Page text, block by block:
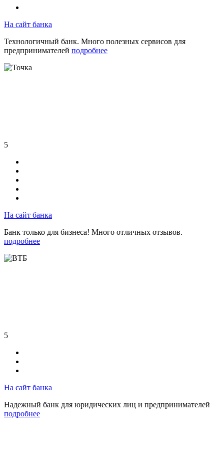
На сайт банка
Технологичный банк. Много полезных сервисов для
предпринимателей подробнее
5
На сайт банка
Банк только для бизнеса! Много отличных отзывов.
подробнее
5
На сайт банка
Надежный банк для юридических лиц и предпринимателей
подробнее